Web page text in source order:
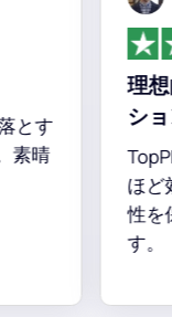
理想的
ション
ほど効
性を保